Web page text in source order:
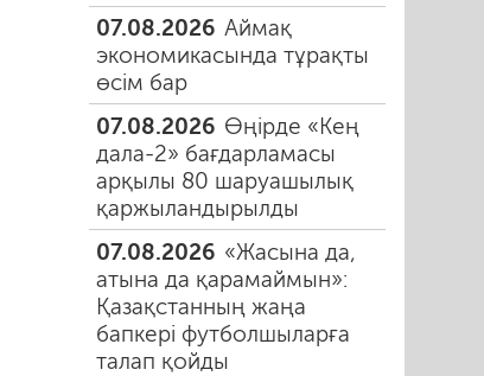
07.08.2026 Аймақ
экономикасында тұрақты
өсім бар
07.08.2026 Өңірде «Кең
дала-2» бағдарламасы
арқылы 80 шаруашылық
қаржыландырылды
07.08.2026 «Жасына да,
атына да қарамаймын»:
Қазақстанның жаңа
бапкері футболшыларға
талап қойды